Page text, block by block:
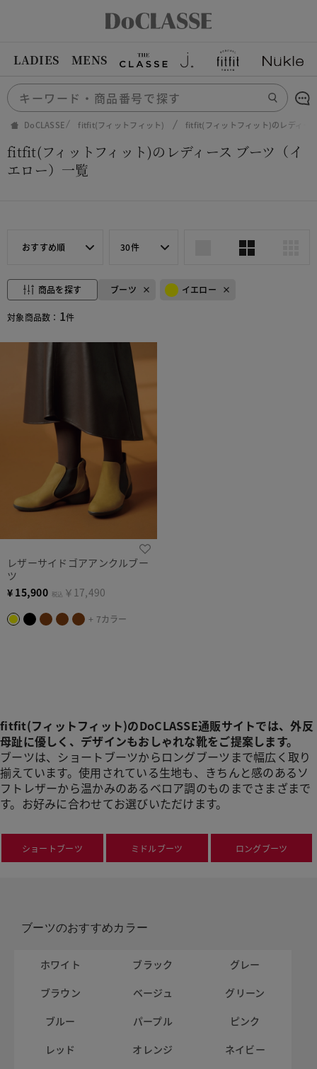
LADIES MENS
DoCLASSE fitfit(フィットフィット) fitfit(フィットフィット)のレディー
fitfit(フィットフィット)のレディース ブーツ（イ
エロー）一覧
おすすめ順 30件
商品を探す ブーツ イエロー
対象商品数： 1件
レザーサイドゴアアンクルブー
ツ
¥ 15,900 税込 ￥17,490
+ 7カラー
fitfit(フィットフィット)のDoCLASSE通販サイトでは、外反
母趾に優しく、デザインもおしゃれな靴をご提案します。
ブーツは、ショートブーツからロングブーツまで幅広く取り
揃えています。使用されている生地も、きちんと感のあるソ
フトレザーから温かみのあるベロア調のものまでさまざまで
す。お好みに合わせてお選びいただけます。
ショートブーツ ミドルブーツ ロングブーツ
ブーツのおすすめカラー
ホワイト ブラック
グレー
ブラウン
ベージュ
グリーン
ブルー
パープル
ピンク
レッド
オレンジ
ネイビー